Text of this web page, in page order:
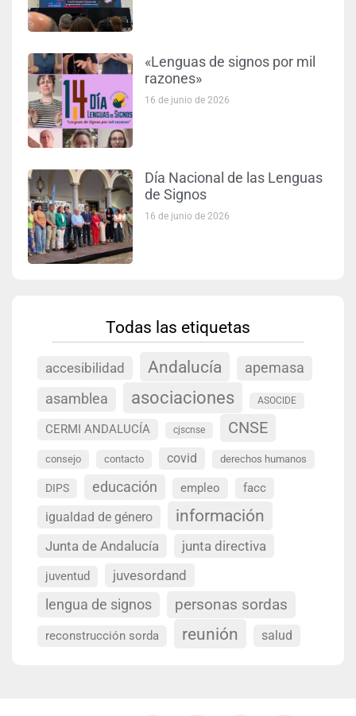
«Lenguas de signos por mil
razones»
16 de junio de 2026
Día Nacional de las Lenguas
de Signos
16 de junio de 2026
Todas las etiquetas
accesibilidad Andalucía
apemasa
asamblea
asociaciones ASOCIDE
CERMI ANDALUCÍA cjscnse CNSE
consejo contacto covid derechos humanos
DIPS educación empleo facc
igualdad de género información
Junta de Andalucía junta directiva
juventud juvesordand
lengua de signos personas sordas
reconstrucción sorda reunión salud